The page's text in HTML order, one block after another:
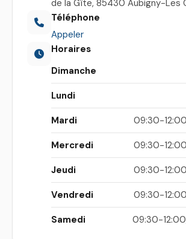
de la Gîte, 85430 Aubigny-Les
Téléphone
Appeler
Horaires
Dimanche
Lundi
Mardi 09:30-
Mercredi 09:30-
Jeudi 09:30-
Vendredi 09:30-
Samedi 09:30-